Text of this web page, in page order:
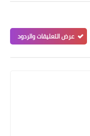
عرض التعليقات والردود